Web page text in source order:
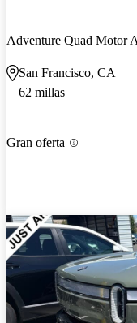
Adventure Quad Motor
San Francisco, CA
62 millas
Gran oferta